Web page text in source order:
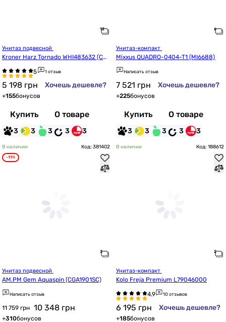
Kroner Harz Tornado WHI483632 (CV
1 отзыв
5 198 грн Хочешь дешевле?
+155бонусов
Купить О товаре
3 3 3 3 3
Mixxus QUADRO-0404-T1 (MI6688)
Написать отзыв
7 521 грн Хочешь дешевле?
+225бонусов
Купить О товаре
3 3 3 3 3
В наличии Код: 381402
-11%
AM.PM Gem Aquaspin (CGA1901SC)
Написать отзыв
11 759 грн 10 348 грн
+310бонусов
В наличии Код: 188612
Kolo Freja Premium L79046000
10 отзывов
6 195 грн Хочешь дешевле?
+185бонусов